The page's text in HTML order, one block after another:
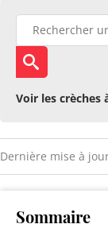
Voir les crèches
Dernière mise à
Sommaire